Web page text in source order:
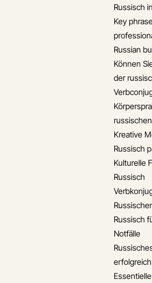
Russisch
Key
Russian
Können
der
Kreative
Russisch
Kulturelle
Russisch
Russisch
Notfälle